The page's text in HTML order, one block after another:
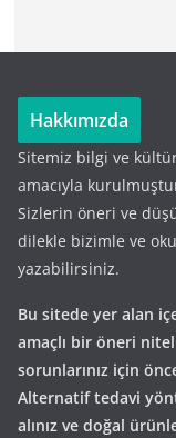
Hakkımızda
Sitemiz bilgi ve
amacıyla
Sizlerin öneri ve
dilekle bizimle ve
yazabilirsiniz.
Bu sitede yer alan
amaçlı bir öneri
sorunlarınız için
Alternatif tedavi
alınız ve doğal